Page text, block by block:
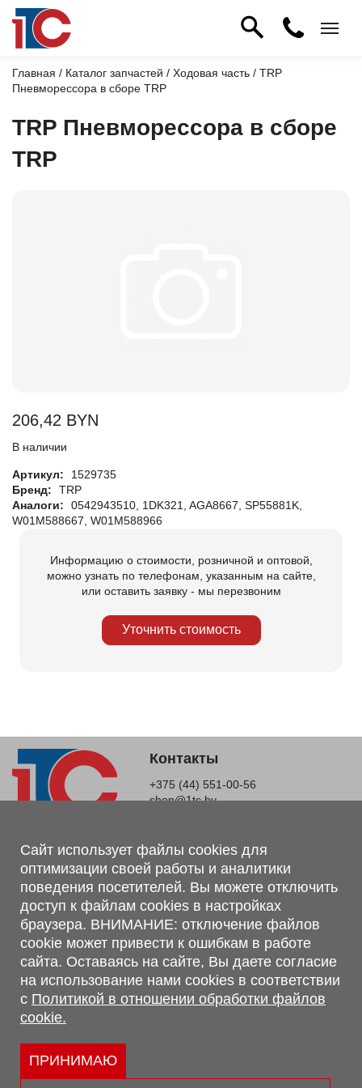
Главная / Каталог запчастей / Ходовая часть / TRP
Пневморессора в сборе TRP
TRP Пневморессора в сборе
TRP
206,42 BYN
В наличии
Артикул:
1529735
Бренд:
TRP
Аналоги:
0542943510, 1DK321, AGA8667, SP55881K,
W01M588667, W01M588966
Информацию о стоимости, розничной и оптовой,
можно узнать по телефонам, указанным на сайте,
или оставить заявку - мы перезвоним
Уточнить стоимость
Контакты
+375 (44) 551-00-56
shop@1tc.by
Магазин, склад
г. Минск, Минский р-н, п. Привольный, ул. Мира, 20А,
223062
г. Брест, ул. Лейтенанта Рябцева, 108 В, 224701
Обращаем Ваше внимание, что вся предоставленная на сайте
информация, касающаяся комплектаций, технических
характеристик, цветовых сочетаний, а также стоимости и
сервисного обслуживания носит информационный характер и
не является публичной офертой, определяемой п.2 ст.407
Гражданского кодекса Республики Беларусь.
Политика обработки персональных данных
Политикой в отношении обработки файлов cookie.
Сайт использует файлы cookies для
оптимизации своей работы и аналитики
поведения посетителей. Вы можете отключить
доступ к файлам cookies в настройках
браузера. ВНИМАНИЕ: отключение файлов
cookie может привести к ошибкам в работе
сайта. Оставаясь на сайте, Вы даете согласие
на использование нами cookies в соответствии
с Политикой в отношении обработки файлов
cookie.
ПРИНИМАЮ